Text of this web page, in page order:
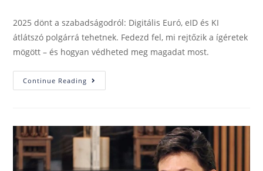
2025 dönt a szabadságodról: Digitális Euró, eID és KI
átlátszó polgárrá tehetnek. Fedezd fel, mi rejtőzik a ígéretek
mögött – és hogyan védheted meg magadat most.
Continue Reading